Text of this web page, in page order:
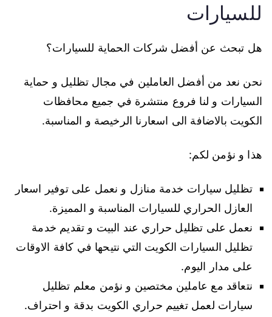
للسيارات
هل تبحث عن أفضل شركات الحماية للسيارات؟
نحن نعد من أفضل العاملين في مجال تظليل و حماية
السيارات و لنا فروع منتشرة في جميع محافظات
الكويت بالاضافة الى اسعارنا الرخيصة و المناسبة.
هذا و نؤمن لكم:
تظليل سيارات خدمة منازل و نعمل على توفير اسعار
العازل الحراري للسيارات المناسبة و المميزة.
نعمل على تظليل حراري عند البيت و تقديم خدمة
تظليل السيارات الكويت التي نتيحها في كافة الاوقات
على مدار اليوم.
نتعاقد مع عاملين مختصين و نؤمن معلم تظليل
سيارات لعمل تغييم حراري الكويت بدقة و احتراف.